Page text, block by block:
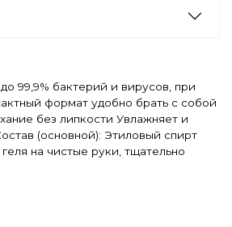
99,9% бактерий и вирусов, при
формат удобно брать с собой
без липкости Увлажняет и
(основной): Этиловый спирт
на чистые руки, тщательно